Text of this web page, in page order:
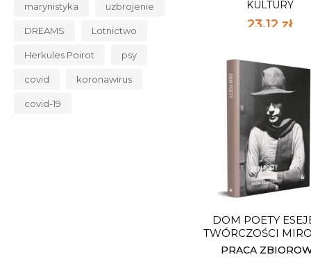
marynistyka uzbrojenie
DREAMS Lotnictwo
Herkules Poirot psy
covid koronawirus
covid-19
KULTURY
23,12 zł
BUDOWANIE
ORGANIZACJI
NARODOWE
KULTURY
23,12 zł
34,00 złnajniższa
Dostępnych: 5
Ilość:
DOM POETY
TWÓRCZOŚCI
PRACA